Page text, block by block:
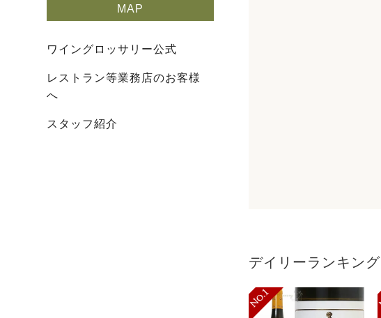
MAP
ワイングロッサリー公式
レストラン等業務店のお客様
へ
スタッフ紹介
デイリーランキング